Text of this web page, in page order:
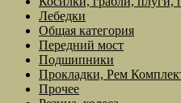
Лебедки
Общая категория
Передний мост
Подшипники
Прокладки, Рем
Прочее